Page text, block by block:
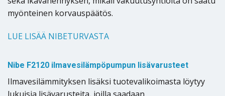
myönteinen korvauspäätös.
LUE LISÄÄ NIBETURVASTA
Nibe F2120 ilmavesilämpöpumpun lisävarusteet
Ilmavesilämmityksen lisäksi tuotevalikoimasta löytyy